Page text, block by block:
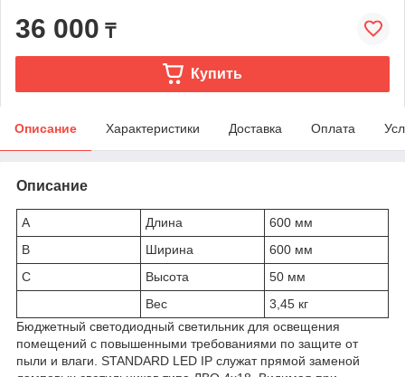
36 000 ₸
Купить
Описание Характеристики Доставка Оплата
Описание
A Длина
600 мм
B
Ширина
600 мм
C
Высота
50 мм
Вес
3,45 кг
Бюджетный светодиодный светильник для освещения
помещений с повышенными требованиями по защите от
пыли и влаги. STANDARD LED IP служат прямой заменой